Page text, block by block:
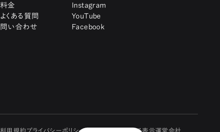
料金
よくある質問
問い合わせ
Instagram
YouTube
Facebook
利用規約 プライバシーポリシー 特定商取引に関する表示運営会社